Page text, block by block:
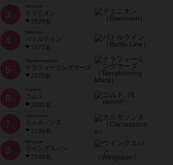
3 位
ドミニオン
2528名
4位
Battle Line
バトルライン
2377名
5 位
Terraforming Mars
テラフォーミングマーズ
2370名
6 位
ニムト
2201名
7 位
Carcassonne
カルカソンヌ
2190名
8 位
Wingspan
ウイングスパン
2149名